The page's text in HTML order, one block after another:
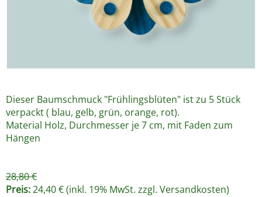
Dieser Baumschmuck "Frühlingsblüten" ist zu 5 Stück
verpackt ( blau, gelb, grün, orange, rot).
Material Holz, Durchmesser je 7 cm, mit Faden zum
Hängen
28,80 €
Preis:24,40 € (inkl. 19% MwSt. zzgl. Versandkosten)